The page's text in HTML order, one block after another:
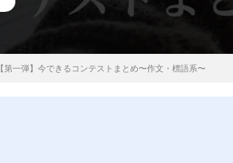
【第一弾】今できるコンテストまとめ〜作文・標語系〜